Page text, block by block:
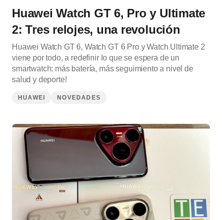
Huawei Watch GT 6, Pro y Ultimate
2: Tres relojes, una revolución
Huawei Watch GT 6, Watch GT 6 Pro y Watch Ultimate 2
viene por todo, a redefinir lo que se espera de un
smartwatch: más batería, más seguimiento a nivel de
salud y deporte!
HUAWEI NOVEDADES